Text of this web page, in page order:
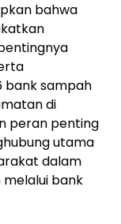
bahwa
bank sampah
di
peran penting
utama
dalam
bank